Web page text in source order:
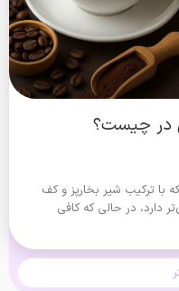
در چیست؟
با ترکیب شیر بخارپز و کف
دارد، در حالی که کافی